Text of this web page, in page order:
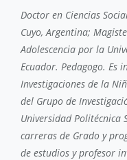
Doctor en Ciencias
Cuyo, Argentina;
Adolescencia por la
Ecuador. Pedagogo. Es
Investigaciones de la
del Grupo de
Universidad Politécnica
carreras de Grado y
de estudios y profesor